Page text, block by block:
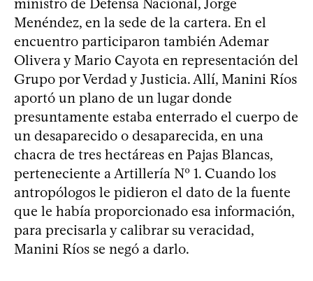
Menéndez, en la sede de la cartera. En el
encuentro participaron también Ademar
Olivera y Mario Cayota en representación del
Grupo por Verdad y Justicia. Allí, Manini Ríos
aportó un plano de un lugar donde
presuntamente estaba enterrado el cuerpo de
un desaparecido o desaparecida, en una
chacra de tres hectáreas en Pajas Blancas,
perteneciente a Artillería Nº 1. Cuando los
antropólogos le pidieron el dato de la fuente
que le había proporcionado esa información,
para precisarla y calibrar su veracidad,
Manini Ríos se negó a darlo.